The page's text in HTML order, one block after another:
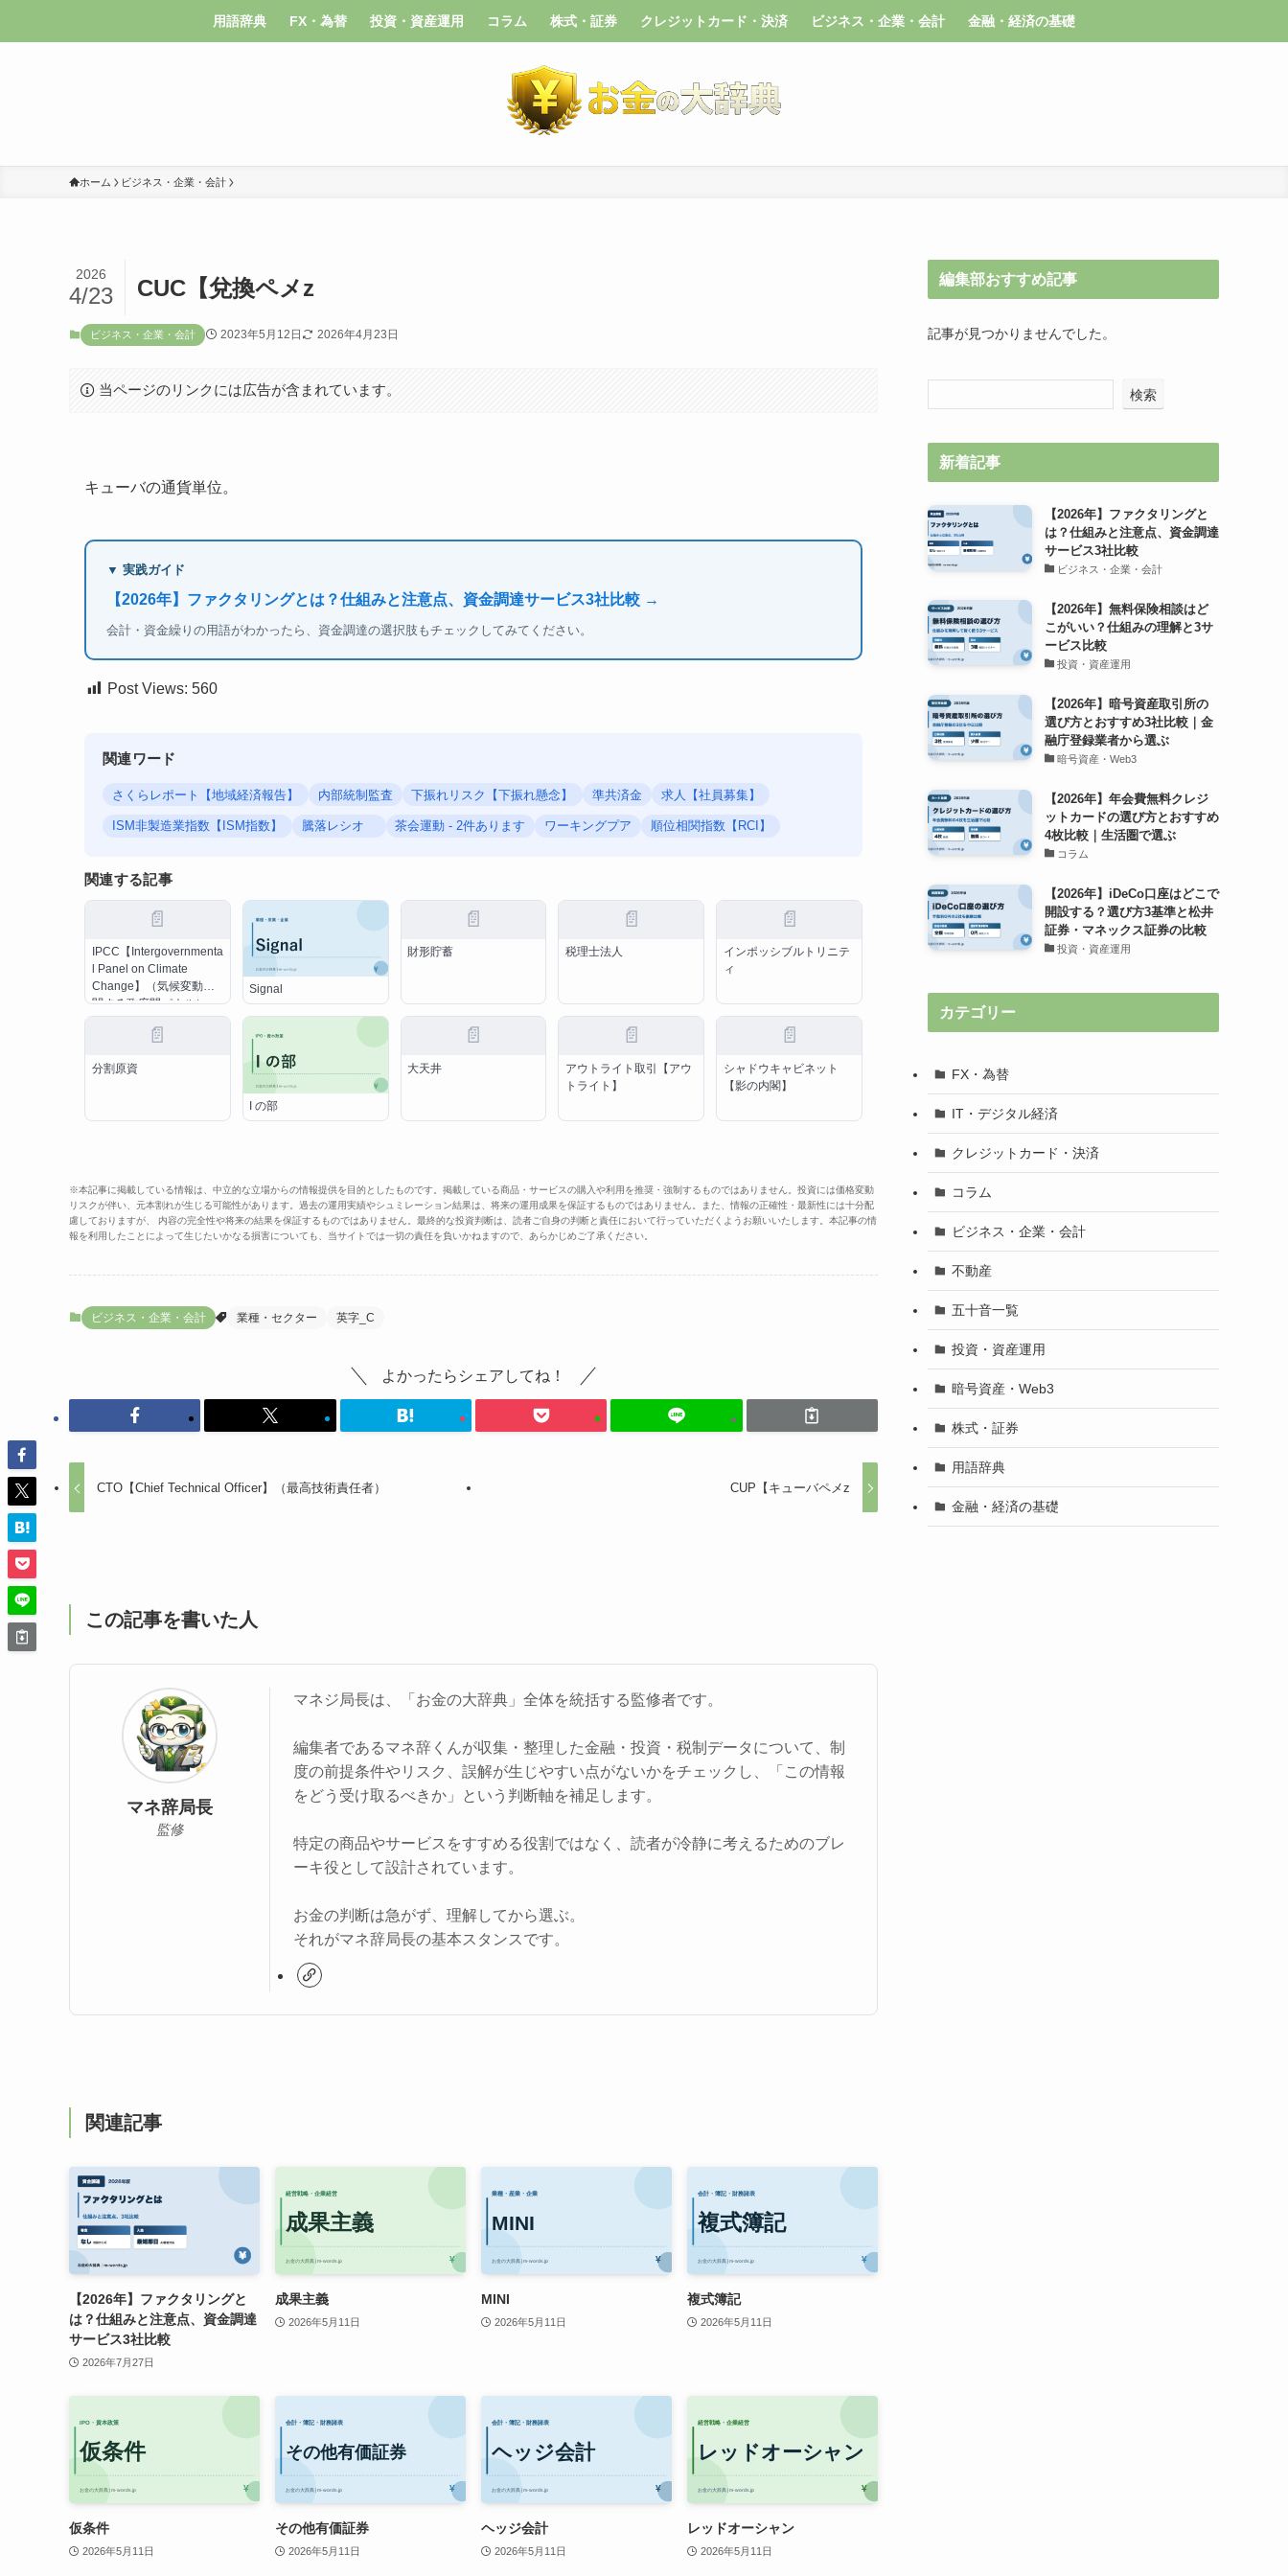
用語辞典 FX・為替 投資・資産運用 コラム 株式・証券 クレジットカード・決済 ビジネス・企業・会計 金融・経済の基礎
ホーム ビジネス・企業・会計
CUC【兌換ペメz
2026
4/23
ビジネス・企業・会計 2023年5月12日 2026年4月23日
当ページのリンクには広告が含まれています。
キューバの通貨単位。
▼ 実践ガイド
【2026年】ファクタリングとは？仕組みと注意点、資金調達サービス3社比較 →
会計・資金繰りの用語がわかったら、資金調達の選択肢もチェックしてみてください。
Post Views: 560
関連ワード
さくらレポート【地域経済報告】 内部統制監査 下振れリスク【下振れ懸念】 準共済金 求人【社員募集】
ISM非製造業指数【ISM指数】 騰落レシオ 茶会運動 - 2件あります ワーキングプア 順位相関指数【RCI】
関連する記事
📄
IPCC【Intergovernmenta
l Panel on Climate
Change】（気候変動に
関する政府間パネル）
Signal
📄
財形貯蓄
📄
税理士法人
📄
インポッシブルトリニテ
ィ
📄
分割原資
I の部
📄
大天井
📄
アウトライト取引【アウ
トライト】
📄
シャドウキャビネット
【影の内閣】
※本記事に掲載している情報は、中立的な立場からの情報提供を目的としたものです。掲載している商品・サービスの購入や利用を推奨・強制するものではありません。投資には価格変動
リスクが伴い、元本割れが生じる可能性があります。過去の運用実績やシュミレーション結果は、将来の運用成果を保証するものではありません。また、情報の正確性・最新性には十分配
慮しておりますが、 内容の完全性や将来の結果を保証するものではありません。最終的な投資判断は、読者ご自身の判断と責任において行っていただくようお願いいたします。本記事の情
報を利用したことによって生じたいかなる損害についても、当サイトでは一切の責任を負いかねますので、あらかじめご了承ください。
ビジネス・企業・会計 業種・セクター 英字_C
よかったらシェアしてね！
CTO【Chief Technical Officer】（最高技術責任者） CUP【キューバペメz
この記事を書いた人
マネ辞局長
監修
マネジ局長は、「お金の大辞典」全体を統括する監修者です。
編集者であるマネ辞くんが収集・整理した金融・投資・税制データについて、制
度の前提条件やリスク、誤解が生じやすい点がないかをチェックし、「この情報
をどう受け取るべきか」という判断軸を補足します。
特定の商品やサービスをすすめる役割ではなく、読者が冷静に考えるためのブレ
ーキ役として設計されています。
お金の判断は急がず、理解してから選ぶ。
それがマネ辞局長の基本スタンスです。
関連記事
【2026年】ファクタリングと
は？仕組みと注意点、資金調達
サービス3社比較
2026年7月27日
成果主義
2026年5月11日
MINI
2026年5月11日
複式簿記
2026年5月11日
仮条件
2026年5月11日
その他有価証券
2026年5月11日
ヘッジ会計
2026年5月11日
レッドオーシャン
2026年5月11日
編集部おすすめ記事
記事が見つかりませんでした。
検索
新着記事
【2026年】ファクタリングと
は？仕組みと注意点、資金調達
サービス3社比較
ビジネス・企業・会計
【2026年】無料保険相談はど
こがいい？仕組みの理解と3サ
ービス比較
投資・資産運用
【2026年】暗号資産取引所の
選び方とおすすめ3社比較｜金
融庁登録業者から選ぶ
暗号資産・Web3
【2026年】年会費無料クレジ
ットカードの選び方とおすすめ
4枚比較｜生活圏で選ぶ
コラム
【2026年】iDeCo口座はどこで
開設する？選び方3基準と松井
証券・マネックス証券の比較
投資・資産運用
カテゴリー
FX・為替
IT・デジタル経済
クレジットカード・決済
コラム
ビジネス・企業・会計
不動産
五十音一覧
投資・資産運用
暗号資産・Web3
株式・証券
用語辞典
金融・経済の基礎